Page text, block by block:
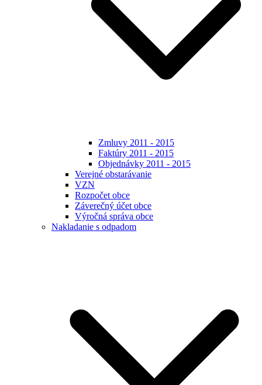
Zmluvy 2011 - 2015
Faktúry 2011 - 2015
Objednávky 2011 - 2015
Verejné obstarávanie
VZN
Rozpočet obce
Záverečný účet obce
Výročná správa obce
Nakladanie s odpadom